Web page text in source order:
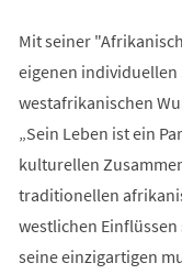
Mit seiner
eigenen
westafrikanischen
„Sein Leben ist ein
kulturellen
traditionellen
westlichen
seine einzigartigen